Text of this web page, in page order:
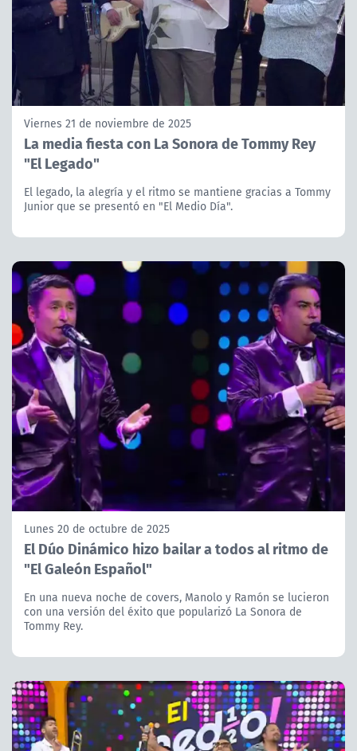
Viernes 21 de noviembre de 2025
La media fiesta con La Sonora de Tommy Rey
"El Legado"
El legado, la alegría y el ritmo se mantiene gracias a Tommy
Junior que se presentó en "El Medio Día".
Lunes 20 de octubre de 2025
El Dúo Dinámico hizo bailar a todos al ritmo de
"El Galeón Español"
En una nueva noche de covers, Manolo y Ramón se lucieron
con una versión del éxito que popularizó La Sonora de
Tommy Rey.